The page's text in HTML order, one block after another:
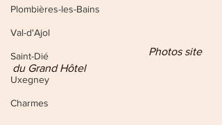
Plombières-les-Bains
Val-d'Ajol
Saint-Dié
Uxegney
Charmes
                              Photos site
du Grand Hôtel